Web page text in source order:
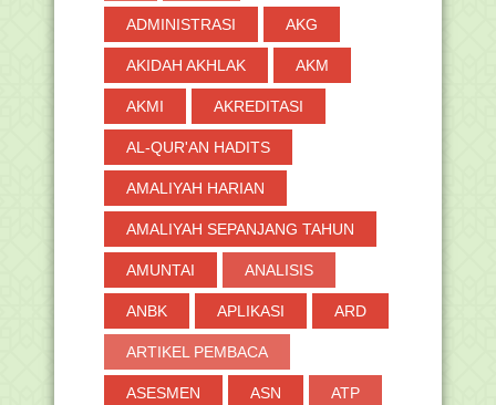
►Maret(62)
►Februari(76)
Januari(67)
2018(264)
►2016(2)
ADMINISTRASI AKG
AKIDAH AKHLAK AKM
AKMI AKREDITASI
AL-QUR'AN HADITS
AMALIYAH HARIAN
AMALIYAH SEPANJANG TAHUN
AMUNTAI ANALISIS
ANBK APLIKASI ARD
ARTIKEL PEMBACA
ASESMEN ASN ATP